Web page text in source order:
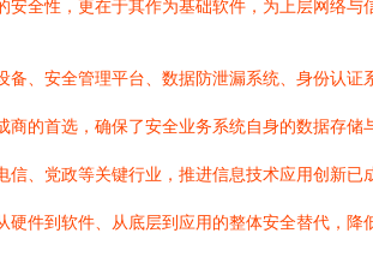
全性，更在于其作为基础软件，为上层网络与
备、安全管理平台、数据防泄漏系统、身份认
的首选，确保了安全业务系统自身的数据存储
信、党政等关键行业，推进信息技术应用创新
件到软件、从底层到应用的整体安全替代，降